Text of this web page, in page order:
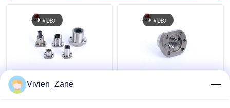
SF-TYP Gerollter
Kugelgewindetrieb
Vivien_Zane